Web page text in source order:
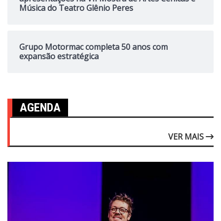
Música do Teatro Glênio Peres
Grupo Motormac completa 50 anos com
expansão estratégica
AGENDA
VER MAIS